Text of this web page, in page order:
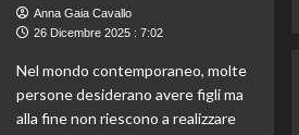
eleganza
senza
per
l’outerwear.
Anna Gaia Cavallo
26 Dicembre 2025 : 7:02
Nel mondo contemporaneo, molte
persone desiderano avere figli ma
alla fine non riescono a realizzare